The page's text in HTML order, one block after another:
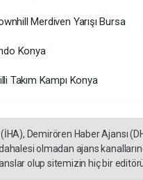
Merdiven Yarışı Bursa
Konya
Takım Kampı Konya
Demirören Haber Ajansı
olmadan ajans
olup sitemizin hiç bir